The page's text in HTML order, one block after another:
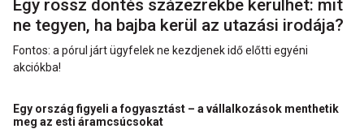
Egy rossz döntés százezrekbe kerülhet: mit
ne tegyen, ha bajba kerül az utazási irodája?
Fontos: a pórul járt ügyfelek ne kezdjenek idő előtti egyéni
akciókba!
Egy ország figyeli a fogyasztást – a vállalkozások menthetik
meg az esti áramcsúcsokat